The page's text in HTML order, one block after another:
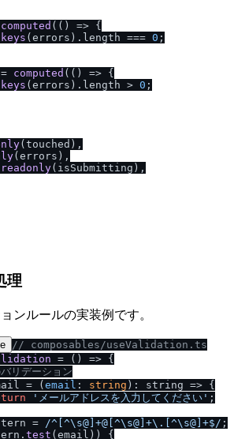
computed ( () => {
keys (errors). length === 0 ;
computed ( () => {
keys (errors). length > 0 ;
(touched),
(errors),
readonly(isSubmitting),
理
ンルールの実装例です。
// composables/useValidation.ts
= ( ) => {
リデーション
= ( email : string ): string => {
'メールアドレスを入力してください' ;
= /^[^\s@]+@[^\s@]+\.[^\s@]+$/ ;
test (email)) {